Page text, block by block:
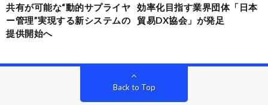
共有が可能な“動的サプライヤ
ー管理”実現する新システムの
提供開始へ
効率化目指す業界団体「日本
貿易DX協会」が発足
Back to Top